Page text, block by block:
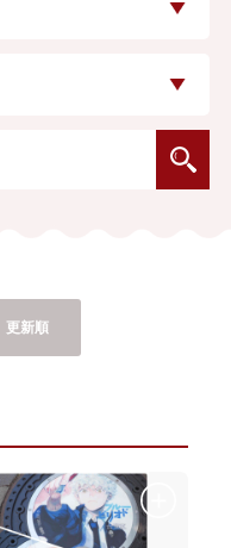
更新順